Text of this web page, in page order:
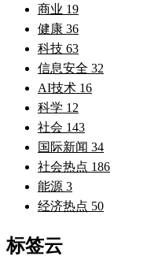
商业 19
健康 36
科技 63
信息安全 32
AI技术 16
科学 12
社会 143
国际新闻 34
社会热点 186
能源 3
经济热点 50
标签云